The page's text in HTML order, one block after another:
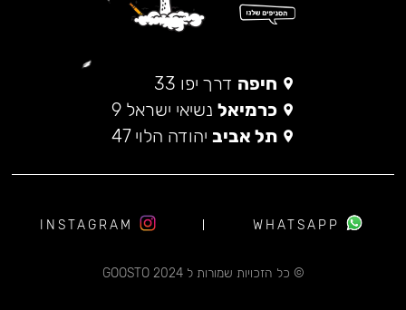
חיפה דרך יפו 33
כרמיאל נשיאי ישראל 9
תל אביב יהודה הלוי 47
© כל הזכויות שמורות ל 2024 GOOSTO
WHATSAPP
INSTAGRAM